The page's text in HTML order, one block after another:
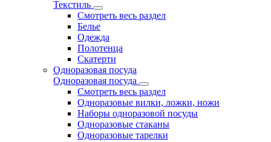
Текстиль
Смотреть весь раздел
Белье
Одежда
Полотенца
Скатерти
Одноразовая посуда
Одноразовая посуда
Смотреть весь раздел
Одноразовые вилки, ложки, ножи
Наборы одноразовой посуды
Одноразовые стаканы
Одноразовые тарелки